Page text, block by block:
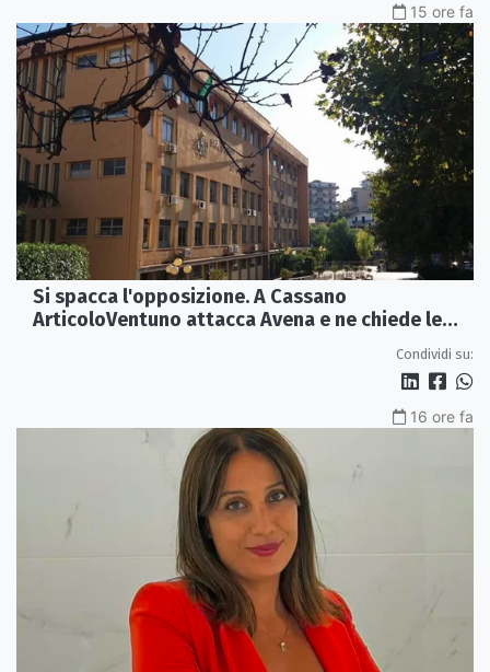
15 ore fa
Si spacca l'opposizione. A Cassano
ArticoloVentuno attacca Avena e ne chiede le
Condividi su:
16 ore fa